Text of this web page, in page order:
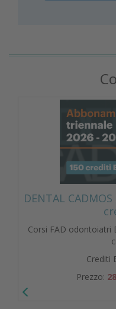
DENTAL
Corsi FAD odontoiatri
Crediti
Prezzo: